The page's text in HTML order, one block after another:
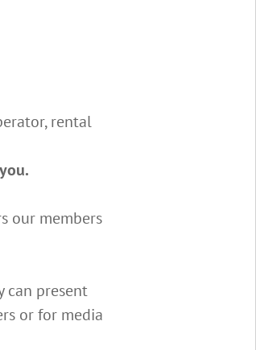
rental
our members
can present
or for media